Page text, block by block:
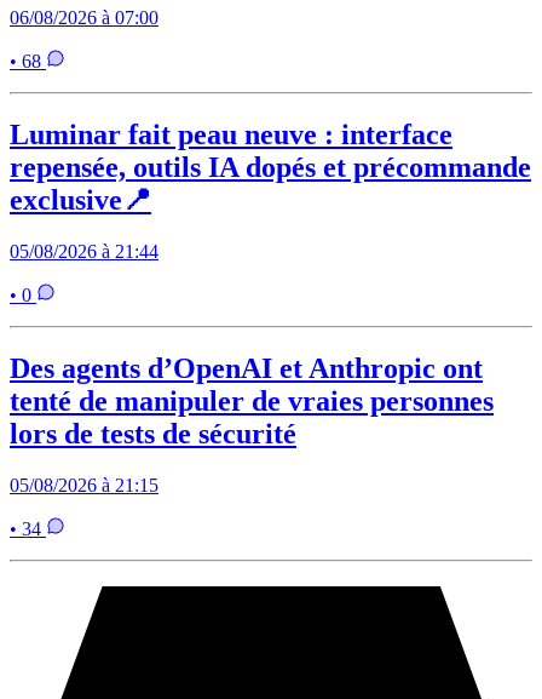
06/08/2026 à 07:00
• 68
Luminar fait peau neuve : interface
repensée, outils IA dopés et précommande
exclusive📍
05/08/2026 à 21:44
• 0
Des agents d’OpenAI et Anthropic ont
tenté de manipuler de vraies personnes
lors de tests de sécurité
05/08/2026 à 21:15
• 34